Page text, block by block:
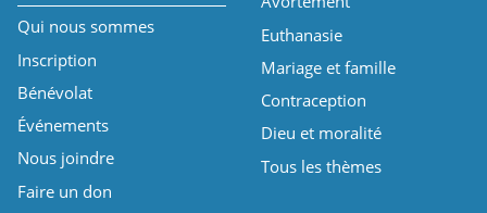
Qui nous sommes
Inscription
Bénévolat
Événements
Nous joindre
Faire un don
Euthanasie
Mariage et famille
Contraception
Dieu et moralité
Tous les thèmes